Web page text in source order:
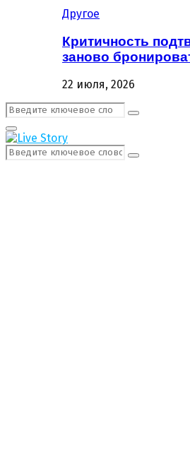
Другое
Критичность
заново
22 июля, 2026
Поиск:
Поиск
Первичное
Меню
Поиск:
Поиск